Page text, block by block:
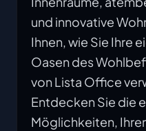
und innovative
Ihnen, wie Sie Ihre
Oasen des
von Lista Office
Entdecken Sie die
Möglichkeiten,